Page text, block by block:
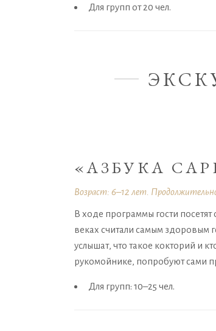
Для групп от 20 чел.
«АЗБУКА
Возраст: 6–12 лет.
В ходе программы гости
веках считали самым здоровым
услышат, что такое кокторий и
рукомойнике, попробуют сами
Для групп: 10–25 чел.